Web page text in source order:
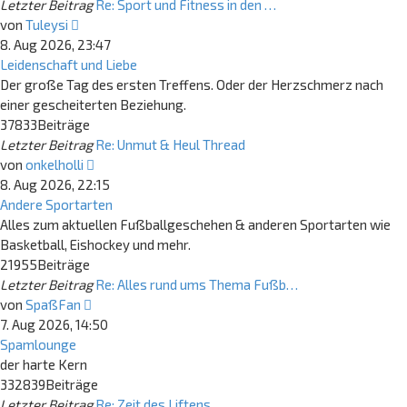
Letzter Beitrag Re: Sport und Fitness in den …
von Tuleysi
Beitrag
8. Aug 2026, 23:47
Leidenschaft und Liebe
Der große Tag des ersten Treffens. Oder der Herzschmerz nach
einer gescheiterten Beziehung.
37833Beiträge
Letzter Beitrag Re: Unmut & Heul Thread
von onkelholli
Beitrag
8. Aug 2026, 22:15
Andere Sportarten
Alles zum aktuellen Fußballgeschehen & anderen Sportarten wie
Basketball, Eishockey und mehr.
21955Beiträge
Letzter Beitrag Re: Alles rund ums Thema Fußb…
von SpaßFan
Beitrag
7. Aug 2026, 14:50
Spamlounge
der harte Kern
332839Beiträge